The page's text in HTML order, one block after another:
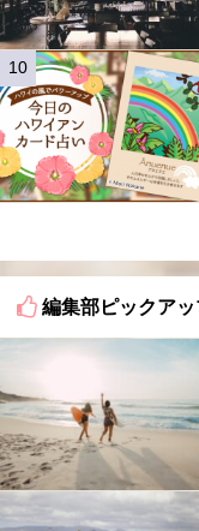
編集部ピックアッ